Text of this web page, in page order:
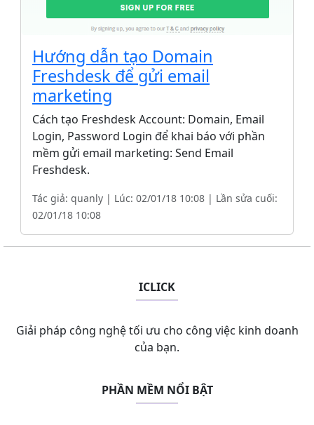
Hướng dẫn tạo Domain
Freshdesk để gửi email
marketing
Cách tạo Freshdesk Account: Domain, Email
Login, Password Login để khai báo với phần
mềm gửi email marketing: Send Email
Freshdesk.
Tác giả: quanly | Lúc: 02/01/18 10:08 | Lần sửa cuối:
02/01/18 10:08
ICLICK
Giải pháp công nghệ tối ưu cho công việc kinh doanh
của bạn.
PHẦN MỀM NỔI BẬT